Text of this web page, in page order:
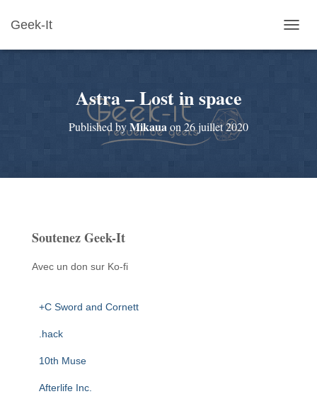
Geek-It
U
Astra – Lost in space
Published byMikauaon 26 juillet 2020
Soutenez Geek-It
Avec un don sur Ko-fi
+C Sword and Cornett
.hack
10th Muse
Afterlife Inc.